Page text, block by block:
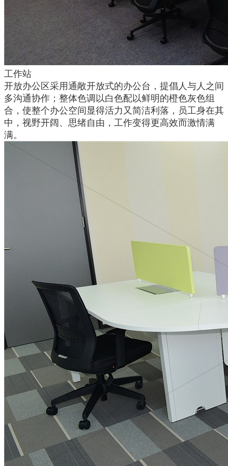
工作站
开放办公区采用通敞开放式的办公台，提倡人与人之间
多沟通协作；整体色调以白色配以鲜明的橙色灰色组
合，使整个办公空间显得活力又简洁利落，员工身在其
中，视野开阔、思绪自由，工作变得更高效而激情满
满。